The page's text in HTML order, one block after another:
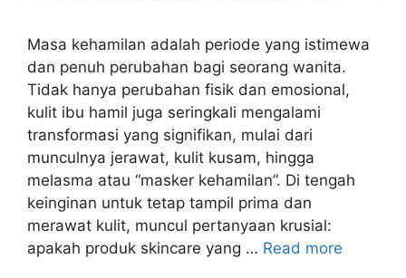
Masa kehamilan adalah periode yang istimewa
dan penuh perubahan bagi seorang wanita.
Tidak hanya perubahan fisik dan emosional,
kulit ibu hamil juga seringkali mengalami
transformasi yang signifikan, mulai dari
munculnya jerawat, kulit kusam, hingga
melasma atau “masker kehamilan”. Di tengah
keinginan untuk tetap tampil prima dan
merawat kulit, muncul pertanyaan krusial:
apakah produk skincare yang … Read more